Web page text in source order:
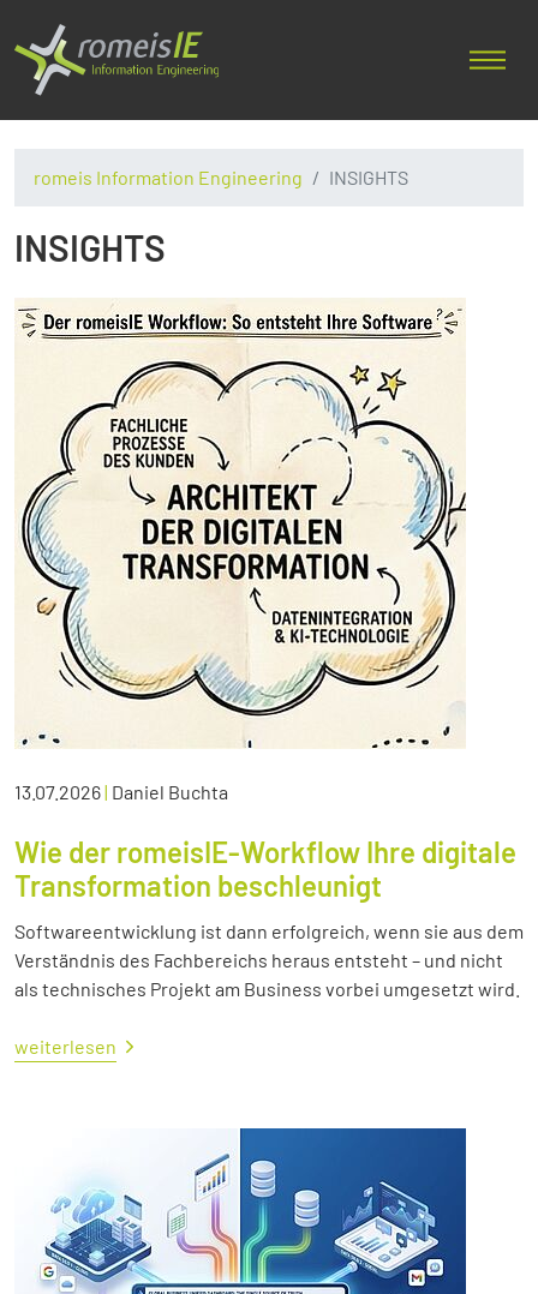
romeis Information Engineering INSIGHTS
INSIGHTS
13.07.2026| Daniel Buchta
Wie der romeisIE-Workflow Ihre digitale
Transformation beschleunigt
Softwareentwicklung ist dann erfolgreich, wenn sie aus dem
Verständnis des Fachbereichs heraus entsteht – und nicht
als technisches Projekt am Business vorbei umgesetzt wird.
weiterlesen